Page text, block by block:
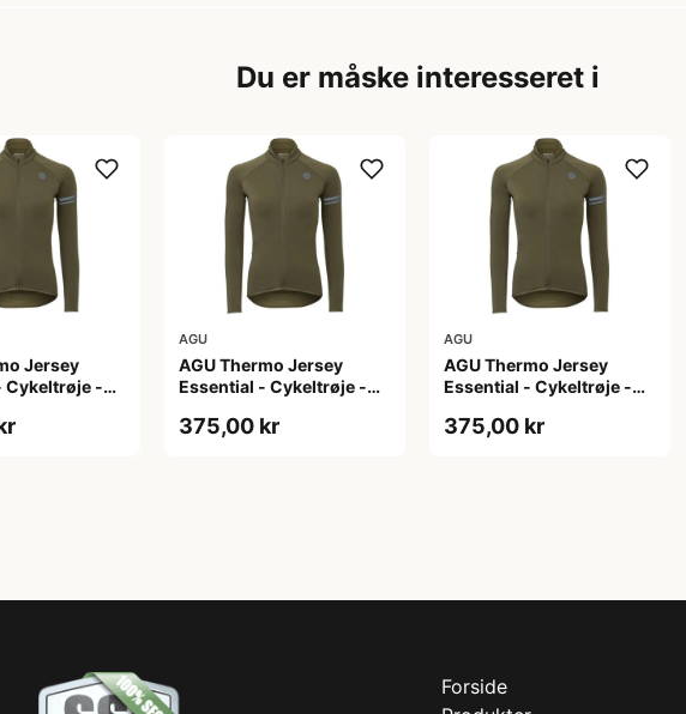
Du er måske interesseret i
Jersey
Cykeltrøje -
AGU
AGU Thermo Jersey
Essential - Cykeltrøje -
M
375,00 kr
AGU
AGU Thermo Jersey
Essential - Cykeltrøje -
375,00 kr
Forside